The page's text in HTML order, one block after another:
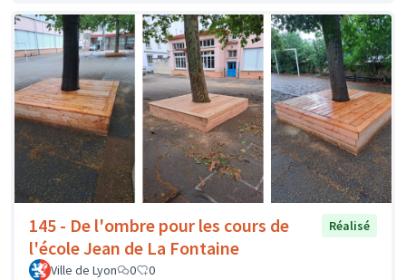
145 - De l'ombre pour les cours de
l'école Jean de La Fontaine
Réalisé
Ville de Lyon 0 0